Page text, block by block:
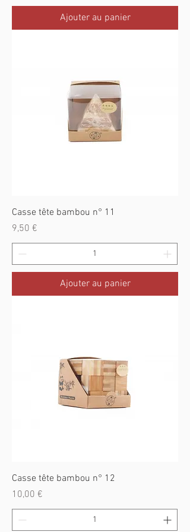
Ajouter au panier
Casse tête bambou n° 11
Prix
9,50 €
Ajouter au panier
Casse tête bambou n° 12
Prix
10,00 €